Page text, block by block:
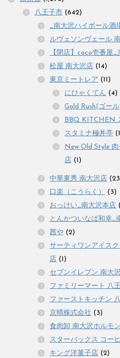
八王子市 (642)
_南大沢ハイボール酒
ルヴェソンヴェール
【閉店】coco壱番屋
松屋 南大沢店 (14)
東京ミートレア (11)
にひゃくてん (4)
Gold Rush(ゴー
BBQ KITCHEN
スタミナ極丼亭
New Old Style
店 (1)
中華東秀 南大沢店
口楽（こうらく）
(3)
おっけい_南大沢本店
とんかついなば和幸_
茜や (2)
サーティワンアイス
店 (1)
セブンイレブン 南大
ファミリーマート 八
ファーストキッチン
京晴株式会社 (3)
食肉卸 南大沢ホルモン
スターバックス コー
キング洋菓子店 (2)